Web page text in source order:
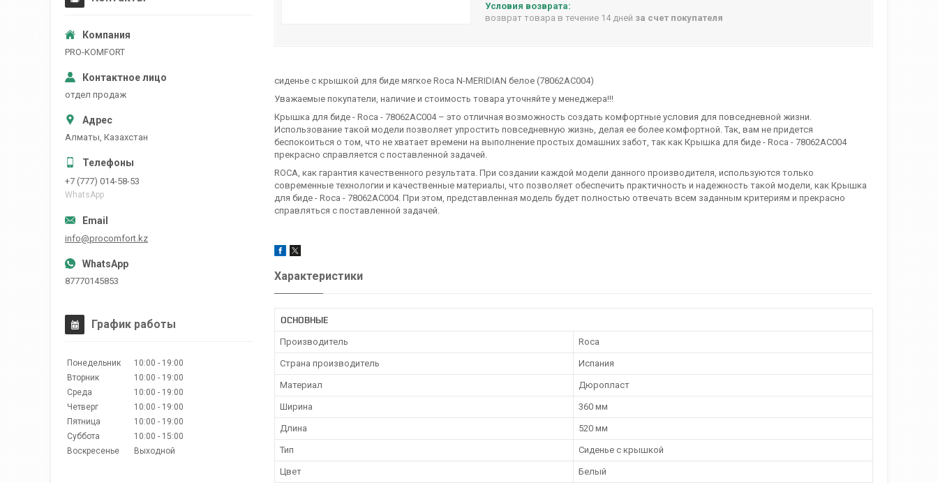
возврат товара в течение 14 дней за счет покупателя
сиденье с крышкой для биде мягкое Roca N-MERIDIAN белое (78062AC004)
Уважаемые покупатели, наличие и стоимость товара уточняйте у менеджера!!!
Крышка для биде - Roca - 78062AC004 – это отличная возможность создать комфортные условия для повседневной жизни.
Использование такой модели позволяет упростить повседневную жизнь, делая ее более комфортной. Так, вам не придется
беспокоиться о том, что не хватает времени на выполнение простых домашних забот, так как Крышка для биде - Roca - 78062AC004
прекрасно справляется с поставленной задачей.
ROCA, как гарантия качественного результата. При создании каждой модели данного производителя, используются только
современные технологии и качественные материалы, что позволяет обеспечить практичность и надежность такой модели, как Крышка
для биде - Roca - 78062AC004. При этом, представленная модель будет полностью отвечать всем заданным критериям и прекрасно
справляться с поставленной задачей.
Характеристики
ОСНОВНЫЕ
Производитель Roca
Страна производитель Испания
Материал Дюропласт
Ширина 360 мм
Длина 520 мм
Тип Сиденье с крышкой
Цвет Белый
PRO-KOMFORT
отдел продаж
Алматы, Казахстан
+7 (777) 014-58-53
WhatsApp
info@procomfort.kz
87770145853
График работы
Понедельник 10:00
19:00
Вторник
10:00
19:00
Среда
10:00
19:00
Четверг
10:00
19:00
Пятница
10:00
19:00
Суббота
10:00
15:00
Воскресенье
Выходной